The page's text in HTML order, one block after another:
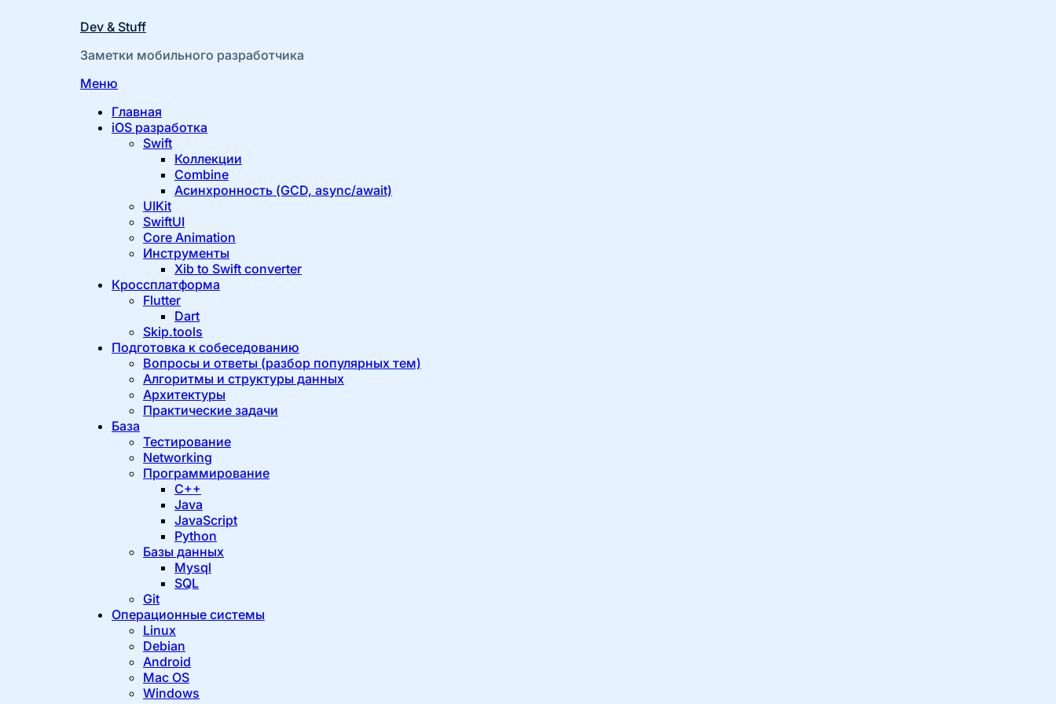
Dev & Stuff
Заметки мобильного разработчика
Перейти
содержимому
Меню
Главная
iOS разработка
Swift
Коллекции
Combine
Асинхронность (GCD, async/await)
UIKit
SwiftUI
Core Animation
Инструменты
Xib to Swift converter
Кроссплатформа
Flutter
Dart
Skip.tools
Подготовка к собеседованию
Вопросы и ответы (разбор популярных тем)
Алгоритмы и структуры данных
Архитектуры
Практические задачи
База
Тестирование
Networking
Программирование
C++
Java
JavaScript
Python
Базы данных
Mysql
SQL
Git
Операционные системы
Linux
Debian
Android
Mac OS
Windows